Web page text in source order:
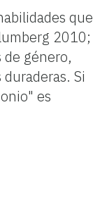
que
2010;
género,
Si
es